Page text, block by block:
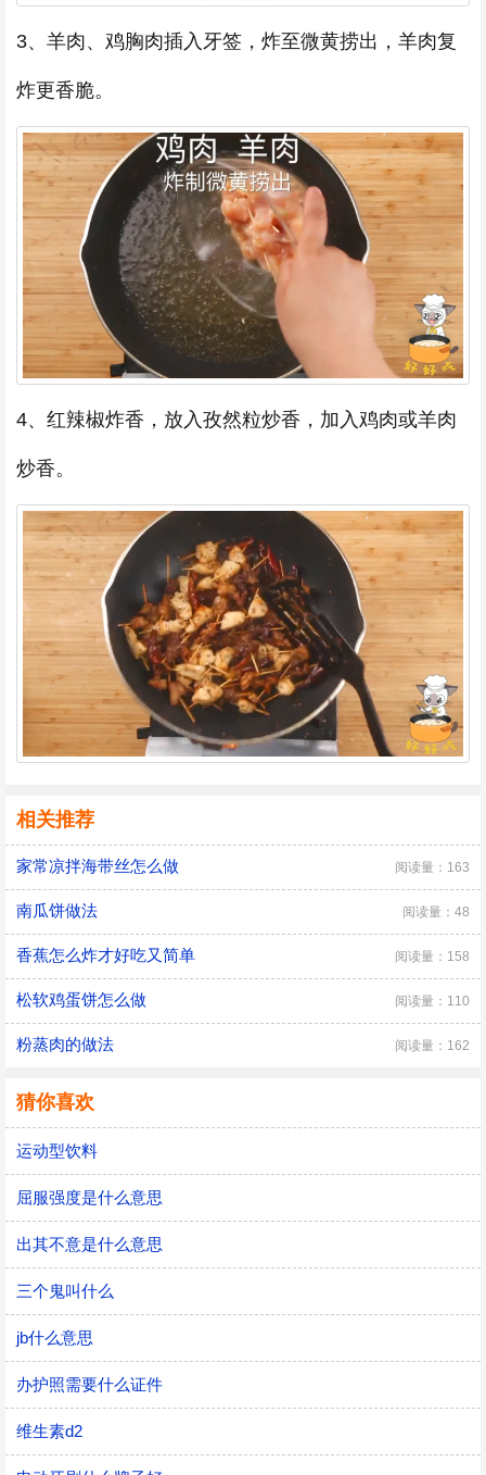
3、羊肉、鸡胸肉插入牙签，炸至微黄捞出，羊肉复
炸更香脆。
4、红辣椒炸香，放入孜然粒炒香，加入鸡肉或羊肉
炒香。
相关推荐
家常凉拌海带丝怎么做 阅读量：163
南瓜饼做法 阅读量：48
香蕉怎么炸才好吃又简单 阅读量：158
松软鸡蛋饼怎么做 阅读量：110
粉蒸肉的做法 阅读量：162
猜你喜欢
运动型饮料
屈服强度是什么意思
出其不意是什么意思
三个鬼叫什么
jb什么意思
办护照需要什么证件
维生素d2